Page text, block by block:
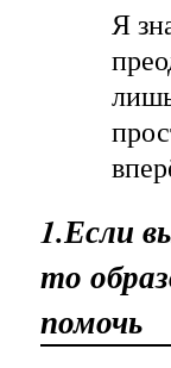
Я
1.Если
то
помочь